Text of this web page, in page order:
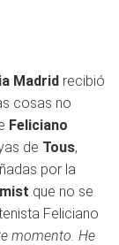
Madrid recibió
cosas no
Feliciano
de Tous,
por la
que no se
Feliciano
momento. He